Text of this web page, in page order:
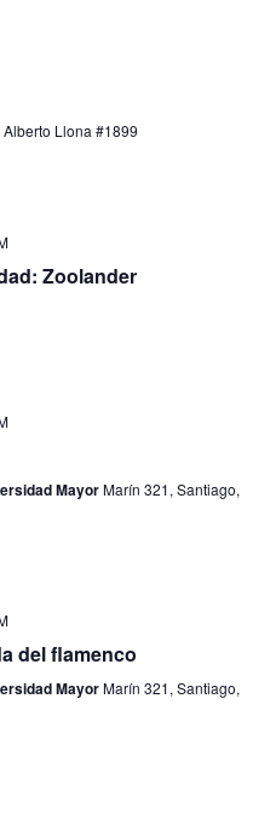
Alberto Llona #1899
Zoolander
MayorMarín 321, Santiago,
del flamenco
MayorMarín 321, Santiago,